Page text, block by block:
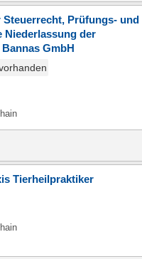
Prüfungs- und
Niederlassung der
GmbH
Tierheilpraktiker